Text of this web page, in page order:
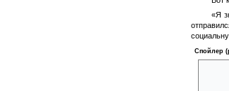
«Я
Спойлер